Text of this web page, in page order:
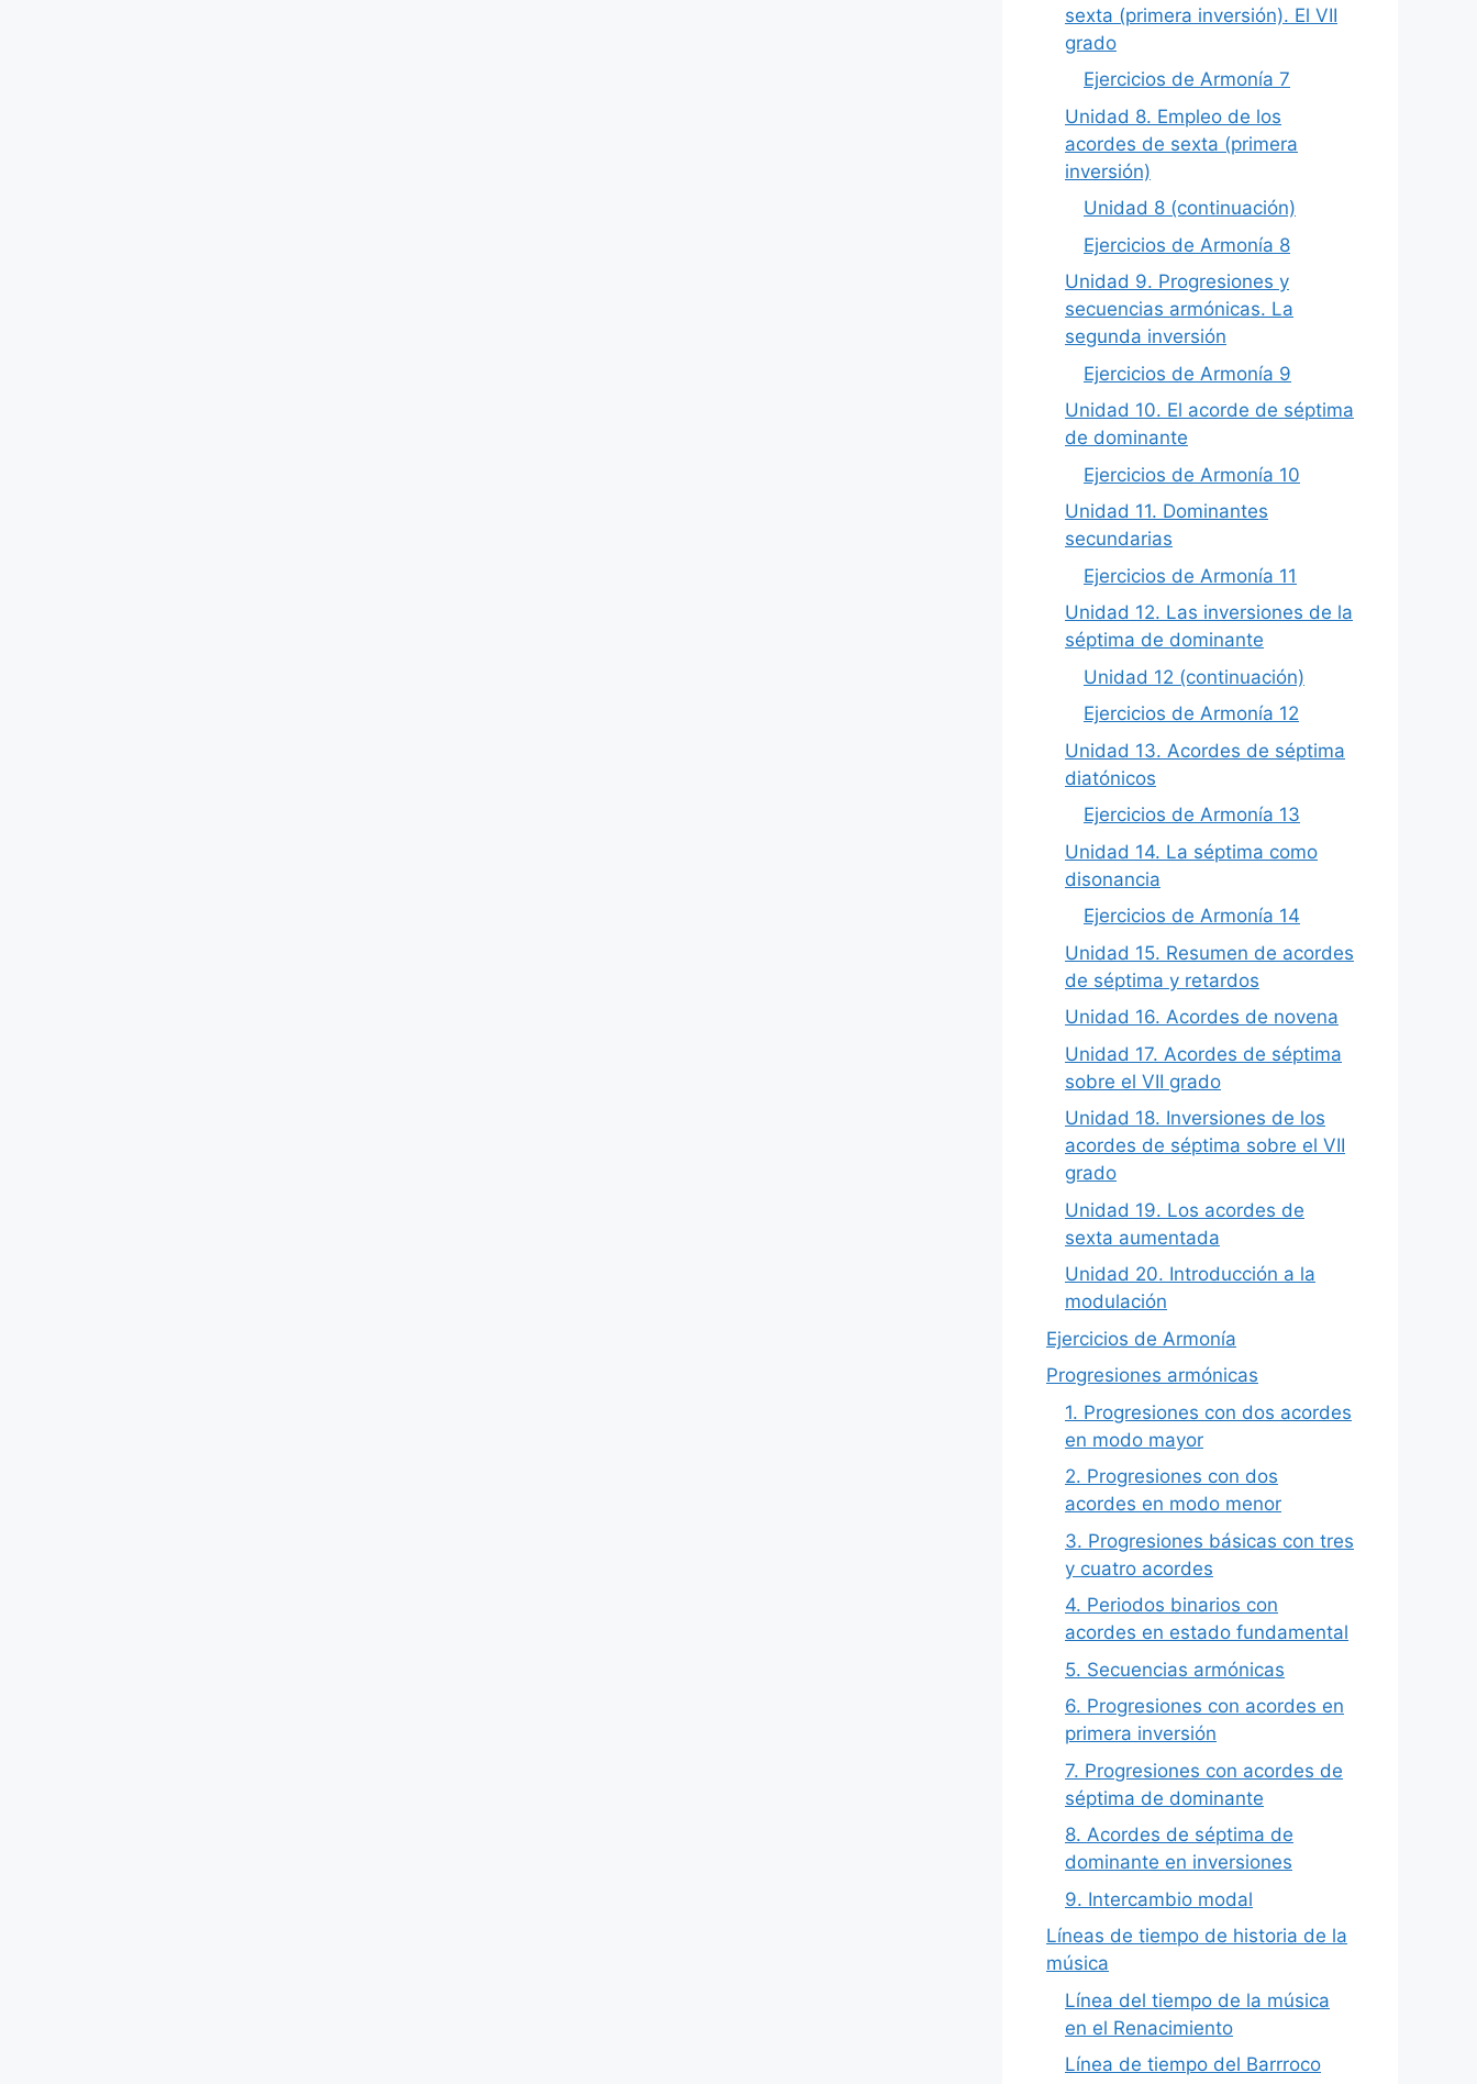
sexta (primera inversión). El VII
grado
Ejercicios de Armonía 7
Unidad 8. Empleo de los
acordes de sexta (primera
inversión)
Unidad 8 (continuación)
Ejercicios de Armonía 8
Unidad 9. Progresiones y
secuencias armónicas. La
segunda inversión
Ejercicios de Armonía 9
Unidad 10. El acorde de séptima
de dominante
Ejercicios de Armonía 10
Unidad 11. Dominantes
secundarias
Ejercicios de Armonía 11
Unidad 12. Las inversiones de la
séptima de dominante
Unidad 12 (continuación)
Ejercicios de Armonía 12
Unidad 13. Acordes de séptima
diatónicos
Ejercicios de Armonía 13
Unidad 14. La séptima como
disonancia
Ejercicios de Armonía 14
Unidad 15. Resumen de acordes
de séptima y retardos
Unidad 16. Acordes de novena
Unidad 17. Acordes de séptima
sobre el VII grado
Unidad 18. Inversiones de los
acordes de séptima sobre el VII
grado
Unidad 19. Los acordes de
sexta aumentada
Unidad 20. Introducción a la
modulación
Ejercicios de Armonía
Progresiones armónicas
1. Progresiones con dos acordes
en modo mayor
2. Progresiones con dos
acordes en modo menor
3. Progresiones básicas con tres
y cuatro acordes
4. Periodos binarios con
acordes en estado fundamental
5. Secuencias armónicas
6. Progresiones con acordes en
primera inversión
7. Progresiones con acordes de
séptima de dominante
8. Acordes de séptima de
dominante en inversiones
9. Intercambio modal
Líneas de tiempo de historia de la
música
Línea del tiempo de la música
en el Renacimiento
Línea de tiempo del Barrroco